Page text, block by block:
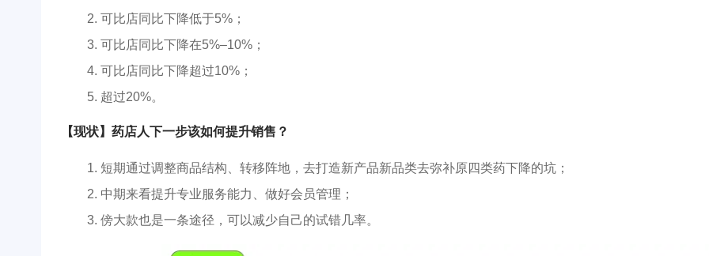
可比店同比下降低于5%；
可比店同比下降在5%–10%；
可比店同比下降超过10%；
超过20%。
【现状】药店人下一步该如何提升销售？
短期通过调整商品结构、转移阵地，去打造新产品新品类去弥补原四类药下降的坑；
中期来看提升专业服务能力、做好会员管理；
傍大款也是一条途径，可以减少自己的试错几率。